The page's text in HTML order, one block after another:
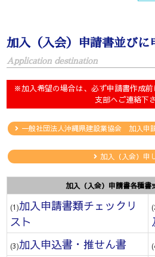
加入（入会）申請書並びに
Application destination
※加入希望の場合は、必ず申請書作成
支部へご連絡下さ
一般社団法人沖縄県建設業協会 加入申
加入（入会）申
加入（入会）申請書各種書
(1)加入申請書類チェックリ
スト
(3)加入申込書・推せん書